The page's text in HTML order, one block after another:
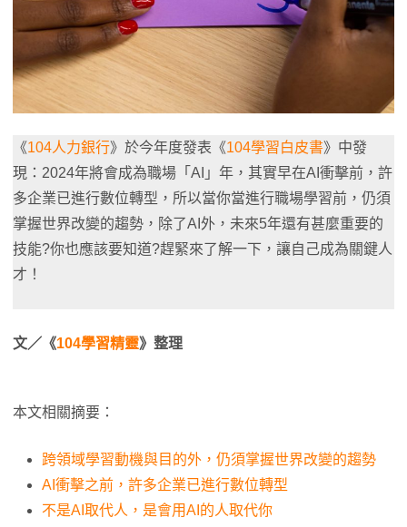
《104人力銀行》於今年度發表《104學習白皮書》中發
現：2024年將會成為職場「AI」年，其實早在AI衝擊前，許
多企業已進行數位轉型，所以當你當進行職場學習前，仍須
掌握世界改變的趨勢，除了AI外，未來5年還有甚麼重要的
技能?你也應該要知道?趕緊來了解一下，讓自己成為關鍵人
才！
文／《104學習精靈》整理
本文相關摘要：
跨領域學習動機與目的外，仍須掌握世界改變的趨勢
AI衝擊之前，許多企業已進行數位轉型
不是AI取代人，是會用AI的人取代你